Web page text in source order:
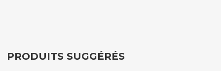
PRODUITS SUGGÉRÉS